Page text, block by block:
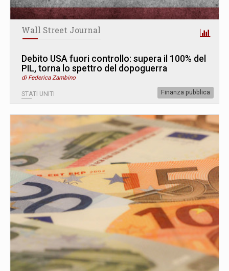
Wall Street Journal
Debito USA fuori controllo: supera il 100% del
PIL, torna lo spettro del dopoguerra
di Federica Zambino
STATI UNITI Finanza pubblica